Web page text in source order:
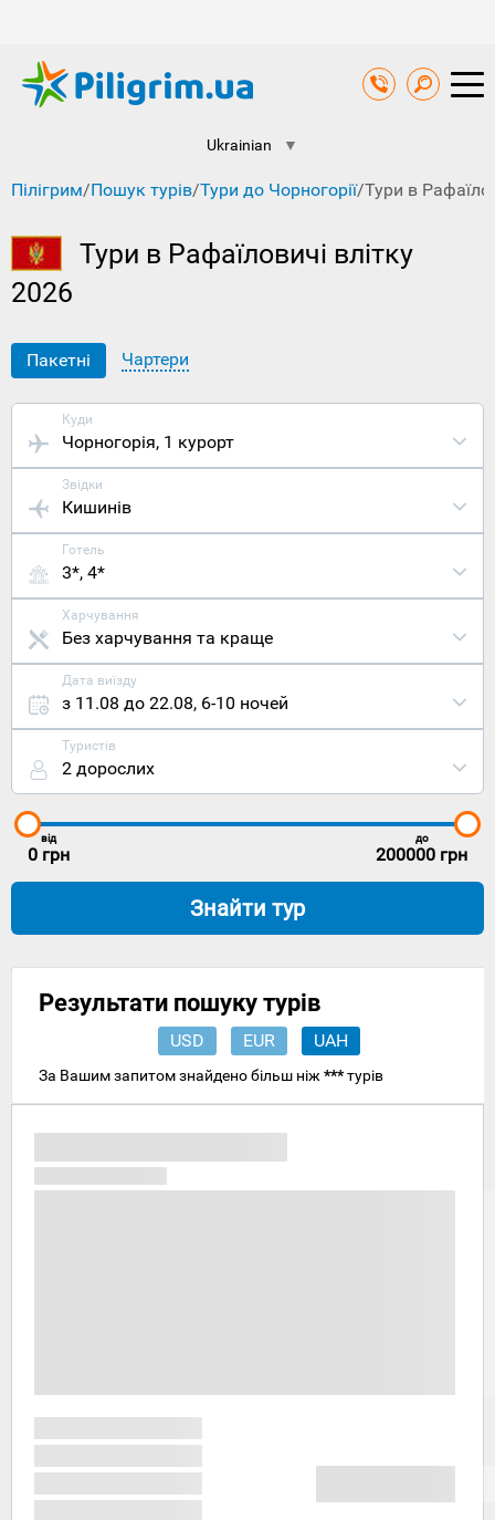
Ukrainian ▼
Пілігрим/Пошук турів/Тури до Чорногорії/Тури в
Тури в Рафаїловичі влітку
2026
Пакетні Чартери
Куди
Чорногорія, 1 курорт
Звідки
Кишинів
Готель
3*, 4*
Харчування
Без харчування та краще
Дата виїзду
з 11.08 до 22.08, 6-10 ночей
Туристів
2 дорослих
від
0 грн
до
200000 грн
Знайти тур
Результати пошуку турів
USD EUR UAH
За Вашим запитом знайдено більш ніж ***турів